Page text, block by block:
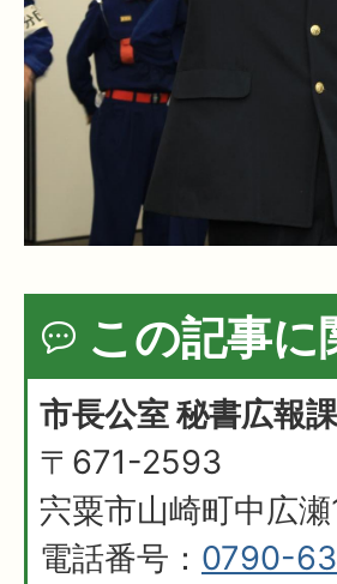
この記事
市長公室 秘書広報課
〒671-2593
宍粟市山崎町中広
電話番号： 0790-